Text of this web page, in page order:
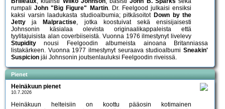
rumpaliJohn "Big Figure" Martin. Dr. Feelgood julkaisi ensiksi
kaksi varsin laadukasta studioalbumia; pitkäsoitot Down by the
Jetty ja Malpractise, jotka koostuivat sekä ensisijaisesti
Johnsonin käsialaa olevista originaalikappaleista että
tyylitajuisista alan coverbiiseistä. Vuonna 1976 ilmestynyt livelevy
Stupidity nousi Feelgoodin albumeista ainoana Britanniassa
listakärkeen. Vuonna 1977 ilmestynyt seuraava studioalbumiSneakin'
Suspicion jäi Johnsonin joutsenlauluksi Feelgoodin riveissä.
Pienet
Heinäkuun pienet
10.7.2026
Heinäkuun helteisiin on koottu pääosin kotimainen